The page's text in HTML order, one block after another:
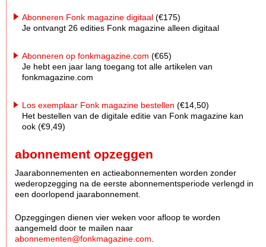
Abonneren Fonk magazine digitaal (€175)
Je ontvangt 26 edities Fonk magazine alleen digitaal
Abonneren op fonkmagazine.com (€65)
Je hebt een jaar lang toegang tot alle artikelen van
fonkmagazine.com
Los exemplaar Fonk magazine bestellen (€14,50)
Het bestellen van de digitale editie van Fonk magazine kan
ook (€9,49)
abonnement opzeggen
Jaarabonnementen en actieabonnementen worden zonder
wederopzegging na de eerste abonnementsperiode verlengd in
een doorlopend jaarabonnement.
Opzeggingen dienen vier weken voor afloop te worden
aangemeld door te mailen naar
abonnementen@fonkmagazine.com